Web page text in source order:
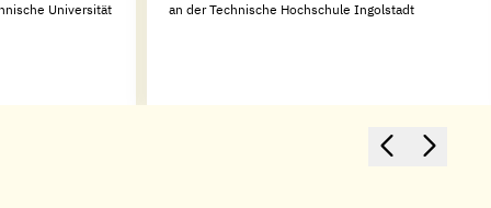
Universität an der Technische Hochschule Ingolstadt